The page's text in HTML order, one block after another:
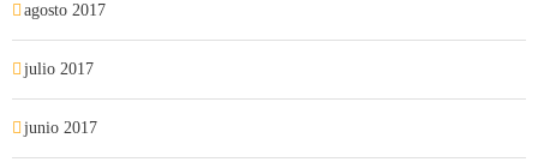
agosto 2017
julio 2017
junio 2017